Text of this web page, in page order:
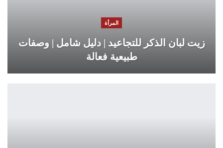
المرأة
زيت لبان الذكر للتجاعيد | دليل شامل | وصفات
طبيعية فعالة